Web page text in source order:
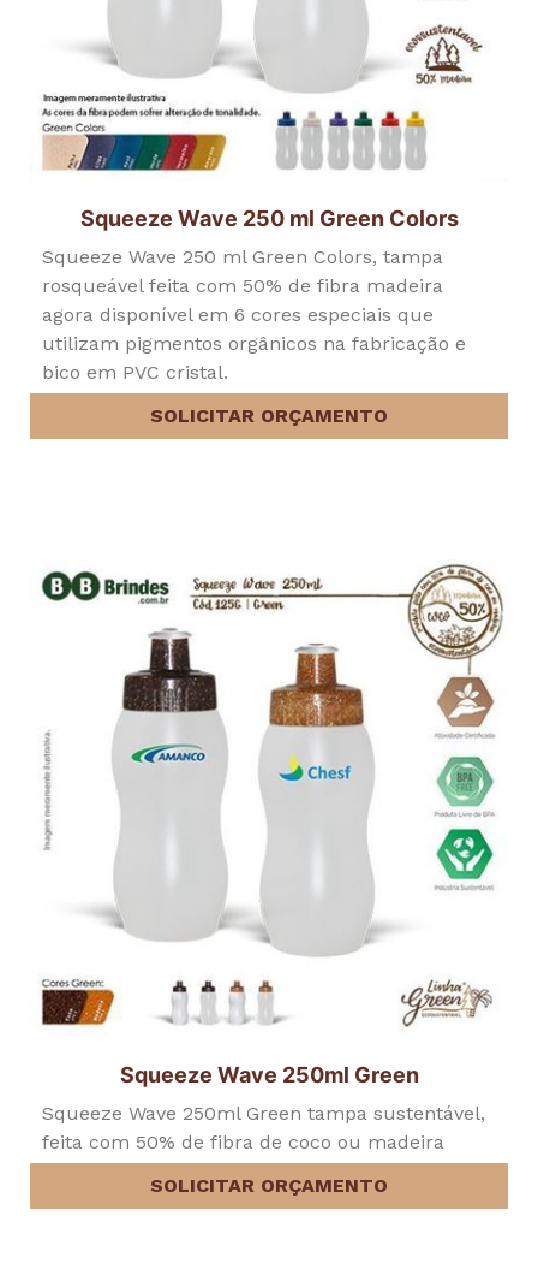
Squeeze Wave 250 ml Green Colors
Squeeze Wave 250 ml Green Colors, tampa
rosqueável feita com 50% de fibra madeira
agora disponível em 6 cores especiais que
utilizam pigmentos orgânicos na fabricação e
bico em PVC cristal.
SOLICITAR ORÇAMENTO
Squeeze Wave 250ml Green
Squeeze Wave 250ml Green tampa sustentável,
feita com 50% de fibra de coco ou madeira
SOLICITAR ORÇAMENTO